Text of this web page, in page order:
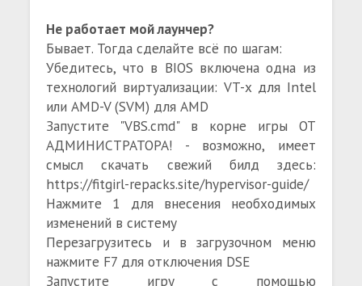
Не работает мой лаунчер?
Бывает. Тогда сделайте всё по шагам:
Убедитесь, что в BIOS включена одна из
технологий виртуализации: VT-x для Intel
или AMD-V (SVM) для AMD
Запустите "VBS.cmd" в корне игры ОТ
АДМИНИСТРАТОРА! - возможно, имеет
смысл скачать свежий билд здесь:
https://fitgirl-repacks.site/hypervisor-guide/
Нажмите 1 для внесения необходимых
изменений в систему
Перезагрузитесь и в загрузочном меню
нажмите F7 для отключения DSE
Запустите игру с помощью